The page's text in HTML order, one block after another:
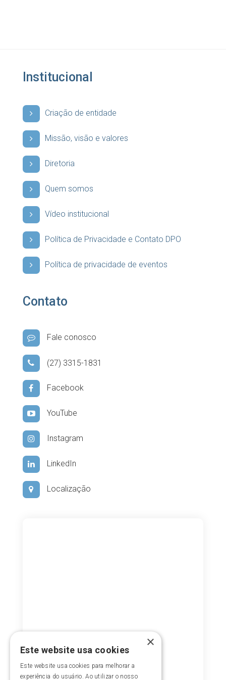
Institucional
Criação de entidade
Missão, visão e valores
Diretoria
Quem somos
Vídeo institucional
Política de Privacidade e Contato DPO
Política de privacidade de eventos
Contato
Fale conosco
(27) 3315-1831
Facebook
YouTube
Instagram
LinkedIn
Localização
×
Este website usa cookies
Este website usa cookies para melhorar a
experiência do usuário. Ao utilizar o nosso